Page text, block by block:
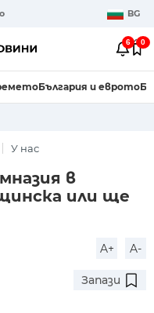
BG
6 0
България и еврото
У нас
в
или ще
A+ A-
Запази